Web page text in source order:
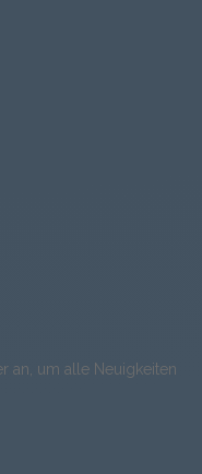
an, um alle Neuigkeiten